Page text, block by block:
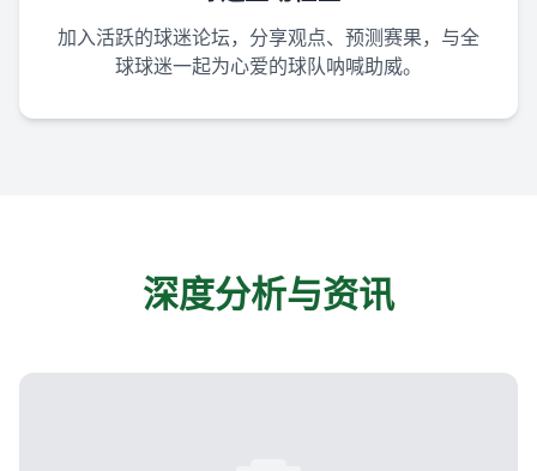
加入活跃的球迷论坛，分享观点、预测赛果，与全
球球迷一起为心爱的球队呐喊助威。
深度分析与资讯